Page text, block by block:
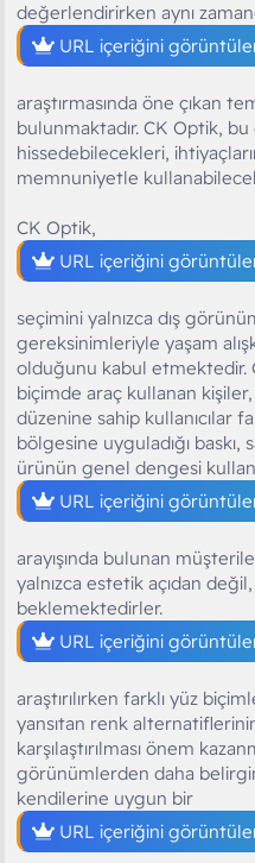
değerlendirirken aynı
URL içeriğini
araştırmasında öne çıkan
bulunmaktadır. CK Optik,
hissedebilecekleri,
memnuniyetle
CK Optik,
URL içeriğini
seçimini yalnızca dış
gereksinimleriyle yaşam
olduğunu kabul etmektedir.
biçimde araç kullanan
düzenine sahip kullanıcılar
bölgesine uyguladığı
ürünün genel dengesi
URL içeriğini
arayışında bulunan
yalnızca estetik açıdan
beklemektedirler.
URL içeriğini
araştırılırken farklı yüz
yansıtan renk
karşılaştırılması önem
görünümlerden daha
kendilerine uygun bir
URL içeriğini